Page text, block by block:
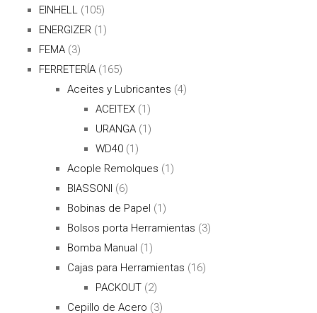
EINHELL
(105)
ENERGIZER (1)
FEMA (3)
FERRETERÍA (165)
Aceites y Lubricantes (4)
ACEITEX (1)
URANGA (1)
WD40 (1)
Acople Remolques (1)
BIASSONI (6)
Bobinas de Papel (1)
Bolsos porta Herramientas (3)
Bomba Manual (1)
Cajas para Herramientas (16)
PACKOUT (2)
Cepillo de Acero (3)